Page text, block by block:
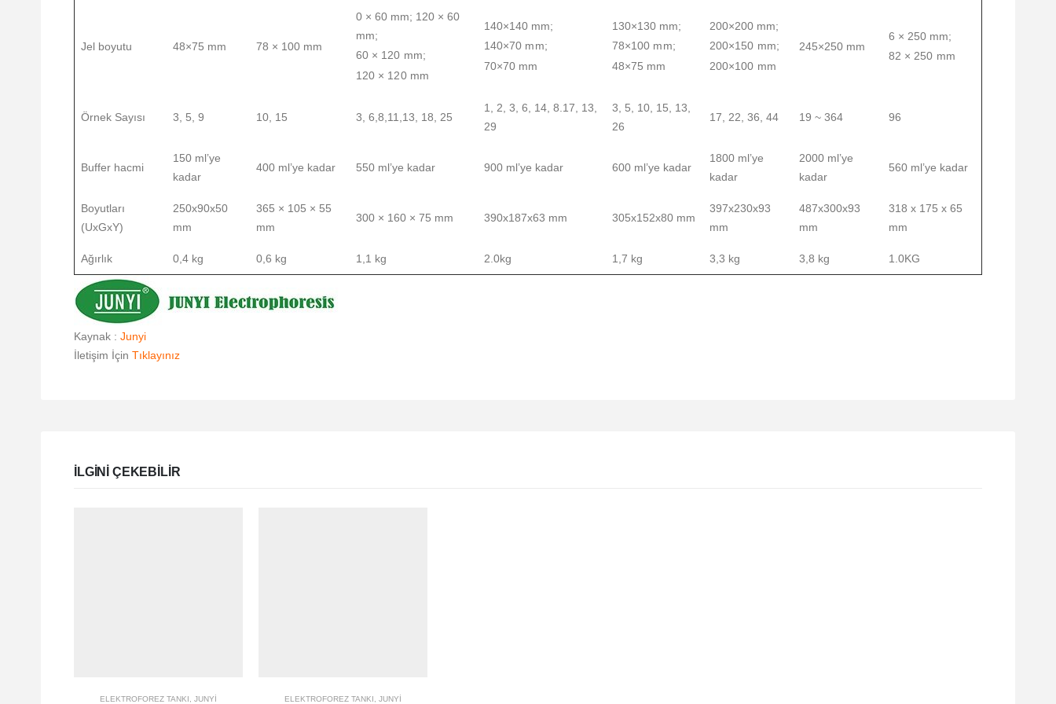
Jel boyutu 48×75 mm 78 × 100 mm
0 × 60 mm; 120 × 60
mm;
60 × 120 mm;
120 × 120 mm
140×140 mm;
140×70 mm;
70×70 mm
130×130 mm;
78×100 mm;
48×75 mm
200×200 mm;
200×150 mm;
200×100 mm
245×250 mm
6 × 250 mm;
82 × 250 mm
Örnek Sayısı 3, 5, 9 10, 15 3, 6,8,11,13, 18, 25
1, 2, 3, 6, 14, 8.17, 13,
29
3, 5, 10, 15, 13,
26
17, 22, 36, 44 19 ~ 364 96
Buffer hacmi
150 ml’ye
kadar
400 ml’ye kadar 550 ml’ye kadar 900 ml’ye kadar 600 ml’ye kadar
1800 ml’ye
kadar
2000 ml’ye
kadar
560 ml’ye kadar
Boyutları
(UxGxY)
250x90x50
mm
365 × 105 × 55
mm
300 × 160 × 75 mm 390x187x63 mm 305x152x80 mm
397x230x93
mm
487x300x93
mm
318 x 175 x 65
mm
Ağırlık 0,4 kg 0,6 kg 1,1 kg 2.0kg 1,7 kg 3,3 kg 3,8 kg 1.0KG
Kaynak : Junyi
İletişim İçin Tıklayınız
ILGINI ÇEKEBILIR
ELEKTROFOREZ TANKI ,JUNYI ELEKTROFOREZ TANKI ,JUNYI